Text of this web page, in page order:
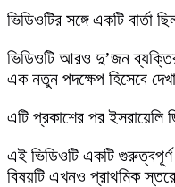
ভিডিওটির সঙ্গে একটি
ভিডিওটি আরও দু’জন ব্যক্তির
এক নতুন পদক্ষেপ হিসেবে
এটি প্রকাশের পর ইসরায়েলি
এই ভিডিওটি একটি গুরুত্বপূর্ণ
বিষয়টি এখনও প্রাথমিক